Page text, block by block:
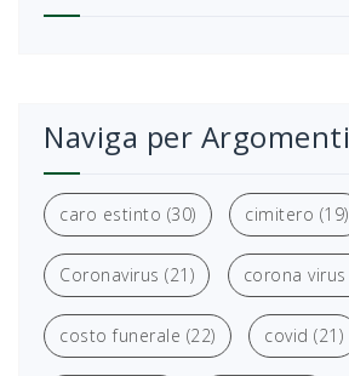
Naviga per Argomenti
caro estinto (30) cimitero (19)
Coronavirus (21) corona virus
costo funerale (22) covid (21)